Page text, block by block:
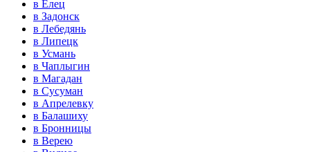
в Елец
в Задонск
в Лебедянь
в Липецк
в Усмань
в Чаплыгин
в Магадан
в Сусуман
в Апрелевку
в Балашиху
в Бронницы
в Верею